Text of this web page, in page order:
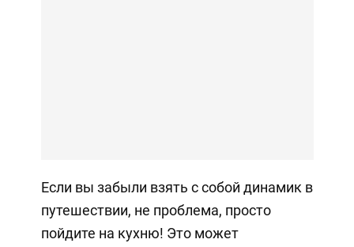
Если вы забыли взять с собой динамик в
путешествии, не проблема, просто
пойдите на кухню! Это может